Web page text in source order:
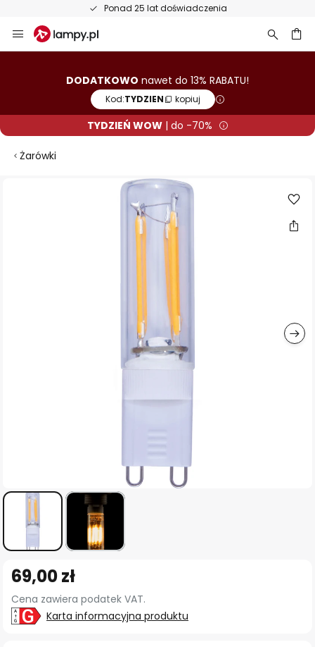
Ponad 25 lat doświadczenia
Przejdź
do
DODATKOWO nawet do 13% RABATU!
Kod:TYDZIEN kopiuj
TYDZIEŃ WOW| do -70%
Żarówki
na
początek
galerii
69,00 zł
Cena zawiera podatek VAT.
Karta informacyjna produktu